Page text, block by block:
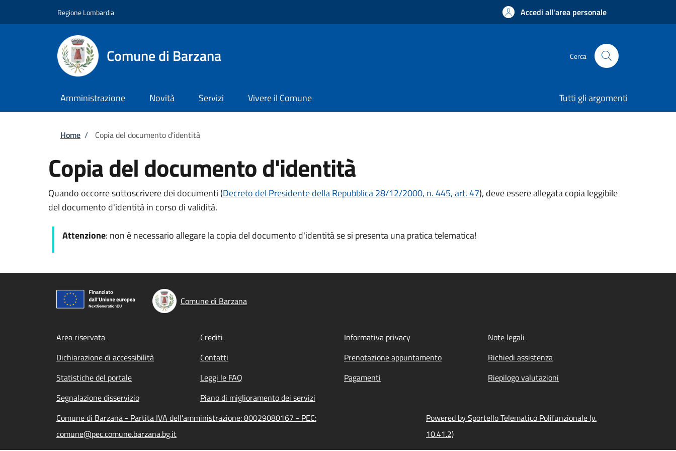
Regione Lombardia Accedi all'area personale
Comune di Barzana Cerca
Amministrazione Novità Servizi Vivere il Comune Tutti gli argomenti
Briciole di pane
Home / Copia del documento d'identità
Copia del documento d'identità
Quando occorre sottoscrivere dei documenti (Decreto del Presidente della Repubblica 28/12/2000, n. 445, art. 47), deve essere allegata copia leggibile
del documento d'identità in corso di validità.
Attenzione: non è necessario allegare la copia del documento d'identità se si presenta una pratica telematica!
Comune di Barzana
Footer menu
Area riservata Crediti Informativa privacy
Note legali
Dichiarazione di accessibilità
Contatti Prenotazione appuntamento
Richiedi assistenza
Statistiche del portale
Leggi le FAQ Pagamenti
Riepilogo valutazioni
Segnalazione disservizio
Piano di miglioramento dei servizi
Comune di Barzana - Partita IVA dell'amministrazione: 80029080167 - PEC:
comune@pec.comune.barzana.bg.it
Powered by Sportello Telematico Polifunzionale (v.
10.41.2)